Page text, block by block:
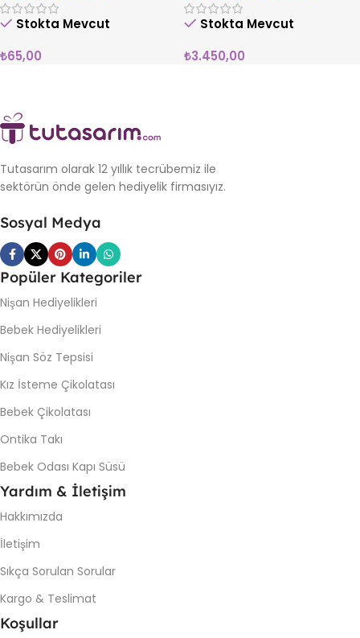
Stokta Mevcut
₺65,00
Stokta Mevcut
₺3.450,00
Tutasarım olarak 12 yıllık tecrübemiz ile
sektörün önde gelen hediyelik firmasıyız.
Sosyal Medya
Popüler Kategoriler
Nişan Hediyelikleri
Bebek Hediyelikleri
Nişan Söz Tepsisi
Kız İsteme Çikolatası
Bebek Çikolatası
Ontika Takı
Bebek Odası Kapı Süsü
Yardım & İletişim
Hakkımızda
İletişim
Sıkça Sorulan Sorular
Kargo & Teslimat
Koşullar